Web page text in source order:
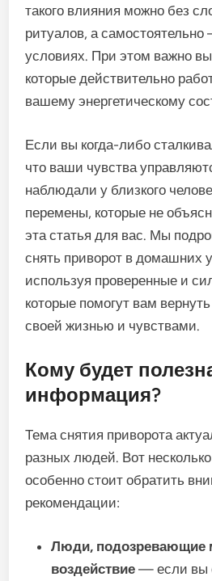
такого влияния можно без
ритуалов, а
условиях. При этом важно
которые действительно
вашему энергетическому
Если вы когда-либо
что ваши чувства
наблюдали у близкого
перемены, которые не
эта статья для вас. Мы
снять приворот в домашних
используя проверенные и
которые помогут вам
своей жизнью и чувствами.
Кому будет
информация?
Тема снятия приворота
разных людей. Вот
особенно стоит обратить
рекомендации:
Люди, подозревающие
воздействие — если вы